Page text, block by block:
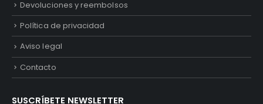
Devoluciones y reembolsos
Política de privacidad
Aviso legal
Contacto
SUSCRÍBETE NEWSLETTER